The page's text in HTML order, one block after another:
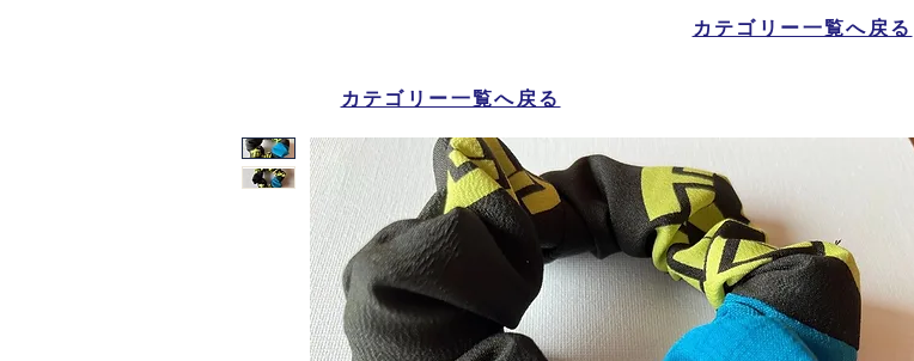
カテゴリー一覧へ戻る
カテゴリー一覧へ戻る